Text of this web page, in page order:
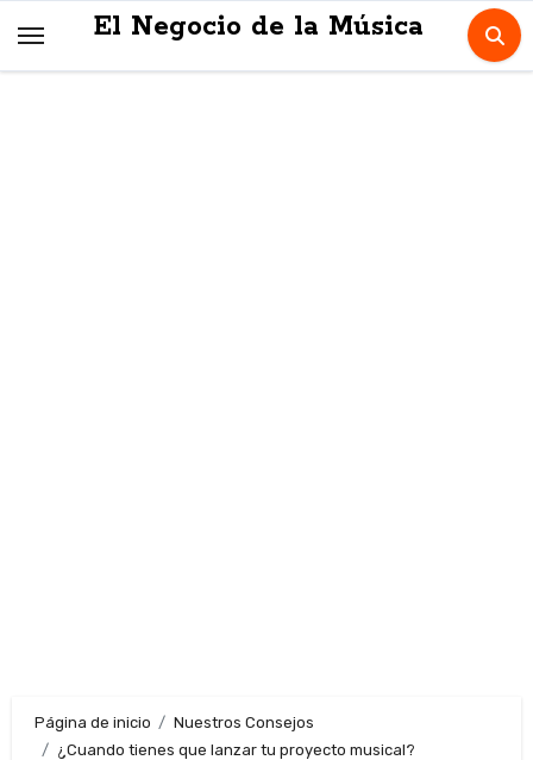
El Negocio de la Música
Página de inicio
Nuestros Consejos
¿Cuando tienes que lanzar tu proyecto musical?